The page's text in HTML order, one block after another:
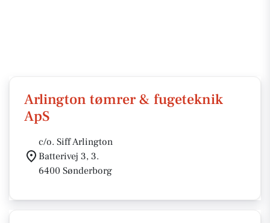
Arlington tømrer & fugeteknik
ApS
c/o. Siff Arlington
Batterivej 3, 3.
6400 Sønderborg